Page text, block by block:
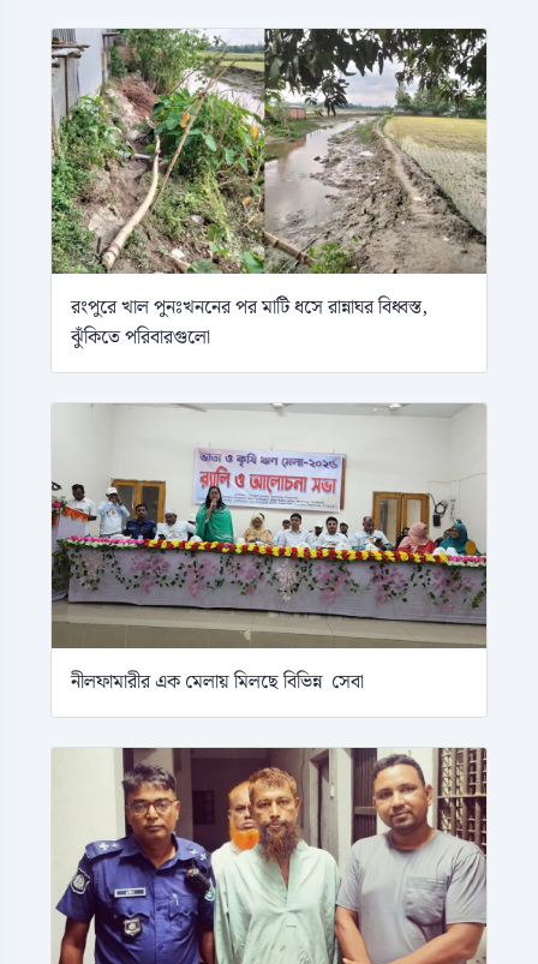
রংপুরে খাল পুনঃখননের পর মাটি ধসে রান্নাঘর বিধ্বস্ত,
ঝুঁকিতে পরিবারগুলো
নীলফামারীর এক মেলায় মিলছে বিভিন্ন সেবা